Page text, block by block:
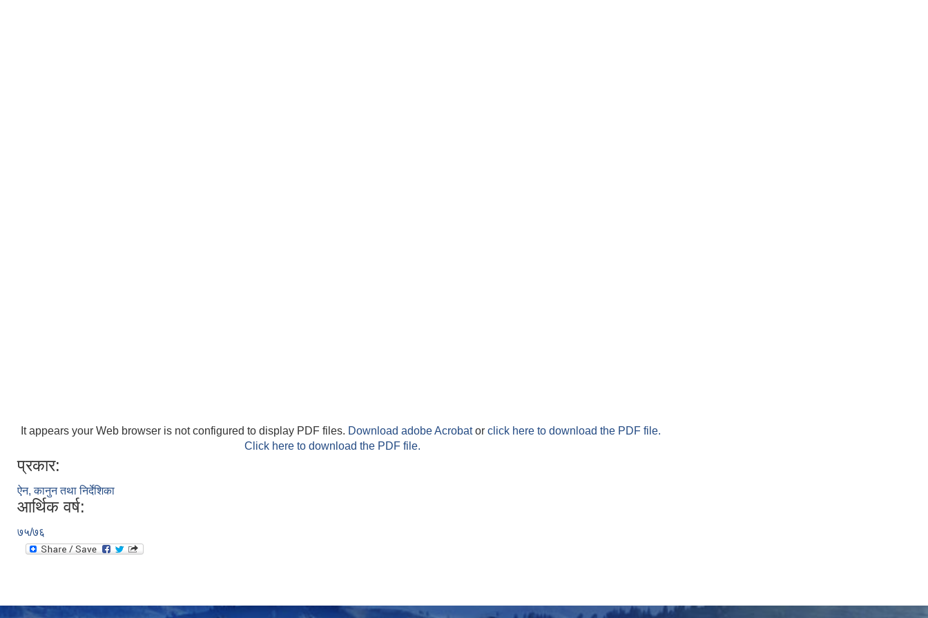
It appears your Web browser is not configured to display PDF files. Download adobe Acrobator click here to download the PDF file.
Click here to download the PDF file.
प्रकार:
ऐन, कानुन तथा निर्देशिका
आर्थिक वर्ष:
७५/७६